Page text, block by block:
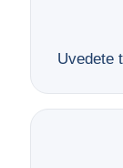
Uvedete